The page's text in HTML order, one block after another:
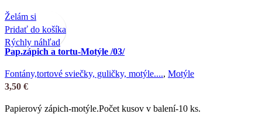
Želám si
Pridať do košíka
Rýchly náhľad
Pap.zápich a tortu-Motýle /03/
Fontány,tortové sviečky, guličky, motýle...., Motýle
3,50 €
Papierový zápich-motýle.Počet kusov v balení-10 ks.